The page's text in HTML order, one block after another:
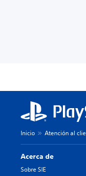
Inicio Atención al
Acerca de
Sobre SIE